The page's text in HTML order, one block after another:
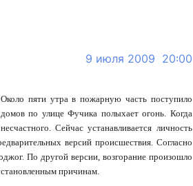
9 июля 2009 20:00
пяти утра в пожарную часть поступило
по улице Фучика полыхает огонь. Когда
Сейчас устанавливается личность
версий происшествия. Согласно
По другой версии, возгорание произошло
причинам.